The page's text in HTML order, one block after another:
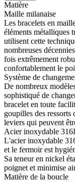
Matière
Maille milanaise
Les bracelets en
éléments métalliques
utilisent cette
nombreuses
fois extrêmement
confortablement le
Système de
De nombreux
sophistiqué de
bracelet en toute
goupilles des ressorts
leviers qui peuvent
Acier inoxydable
L'acier inoxydable
et le fermoir est
Sa teneur en nickel
poignet et minimise
Matière de la boucle